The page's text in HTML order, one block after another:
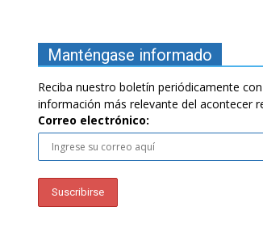
Manténgase informado
Reciba nuestro boletín periódicamente
información más relevante del acontecer
Correo electrónico: